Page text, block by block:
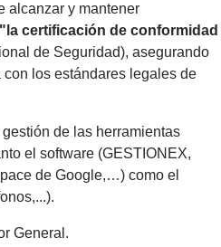
alcanzar y mantener
"la certificación de conformidad
de Seguridad), asegurando
los estándares legales de
de las herramientas
el software (GESTIONEX,
de Google,…) como el
General.